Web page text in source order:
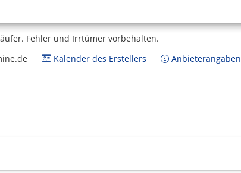
Fehler und Irrtümer vorbehalten.
Kalender des Erstellers Anbieterangaben